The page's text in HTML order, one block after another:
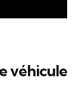
véhicule